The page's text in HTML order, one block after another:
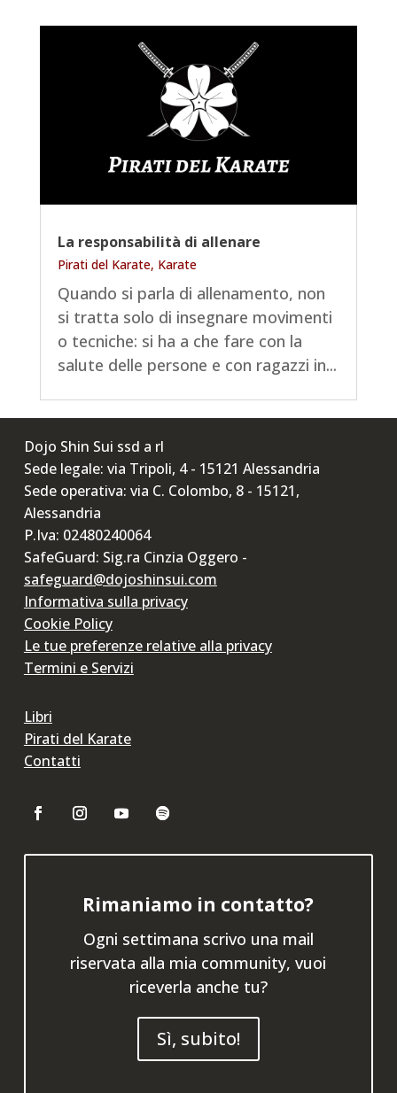
La responsabilità di allenare
Pirati del Karate, Karate
Quando si parla di allenamento, non
si tratta solo di insegnare movimenti
o tecniche: si ha a che fare con la
salute delle persone e con ragazzi in...
Dojo Shin Sui ssd a rl
Sede legale: via Tripoli, 4 - 15121 Alessandria
Sede operativa: via C. Colombo, 8 - 15121,
Alessandria
P.Iva: 02480240064
SafeGuard: Sig.ra Cinzia Oggero -
safeguard@dojoshinsui.com
Informativa sulla privacy
Cookie Policy
Le tue preferenze relative alla privacy
Termini e Servizi
Libri
Pirati del Karate
Contatti
Rimaniamo in contatto?
Ogni settimana scrivo una mail
riservata alla mia community, vuoi
riceverla anche tu?
Sì, subito!